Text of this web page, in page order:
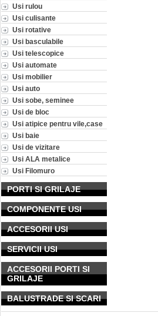
Usi rulou
Usi culisante
Usi rotative
Usi basculabile
Usi telescopice
Usi automate
Usi mobilier
Usi auto
Usi sobe, seminee
Usi de bloc
Usi atipice pentru vile,case
Usi baie
Usi de vizitare
Usi ALA metalice
Usi Filomuro
PORTI SI GRILAJE
COMPONENTE USI
ACCESORII USI
SERVICII USI
ACCESORII PORTI SI
GRILAJE
BALUSTRADE SI SCARI